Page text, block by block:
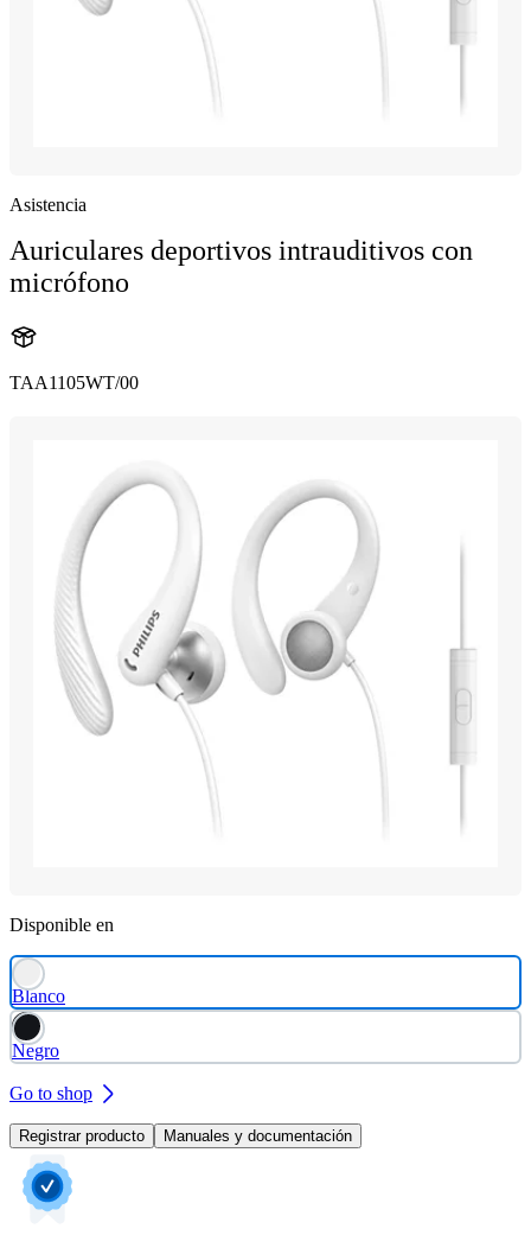
Asistencia
Auriculares deportivos intrauditivos con
micrófono
TAA1105WT/00
Disponible en
Blanco
Negro
Go to shop
Registrar producto Manuales y documentación